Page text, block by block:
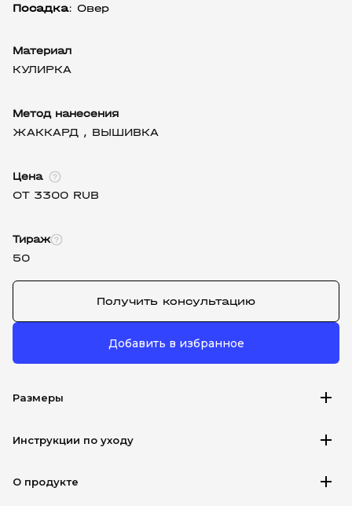
Посадка: Овер
Материал
КУЛИРКА
Метод нанесения
ЖАККАРД , ВЫШИВКА
Цена
ОТ 3300 RUB
Тираж
50
Получить консультацию
Добавить в избранное
Размеры add
Инструкции по уходу add
О продукте add